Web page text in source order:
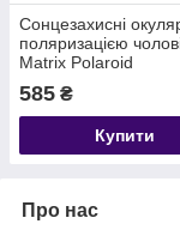
Сонцезахисні
поляризацією
Matrix Polaroid
585 ₴
Купити
Про нас